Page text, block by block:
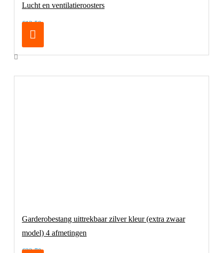
Lucht en ventilatieroosters
€12,50
Garderobestang uittrekbaar zilver kleur (extra zwaar
model) 4 afmetingen
€32,70